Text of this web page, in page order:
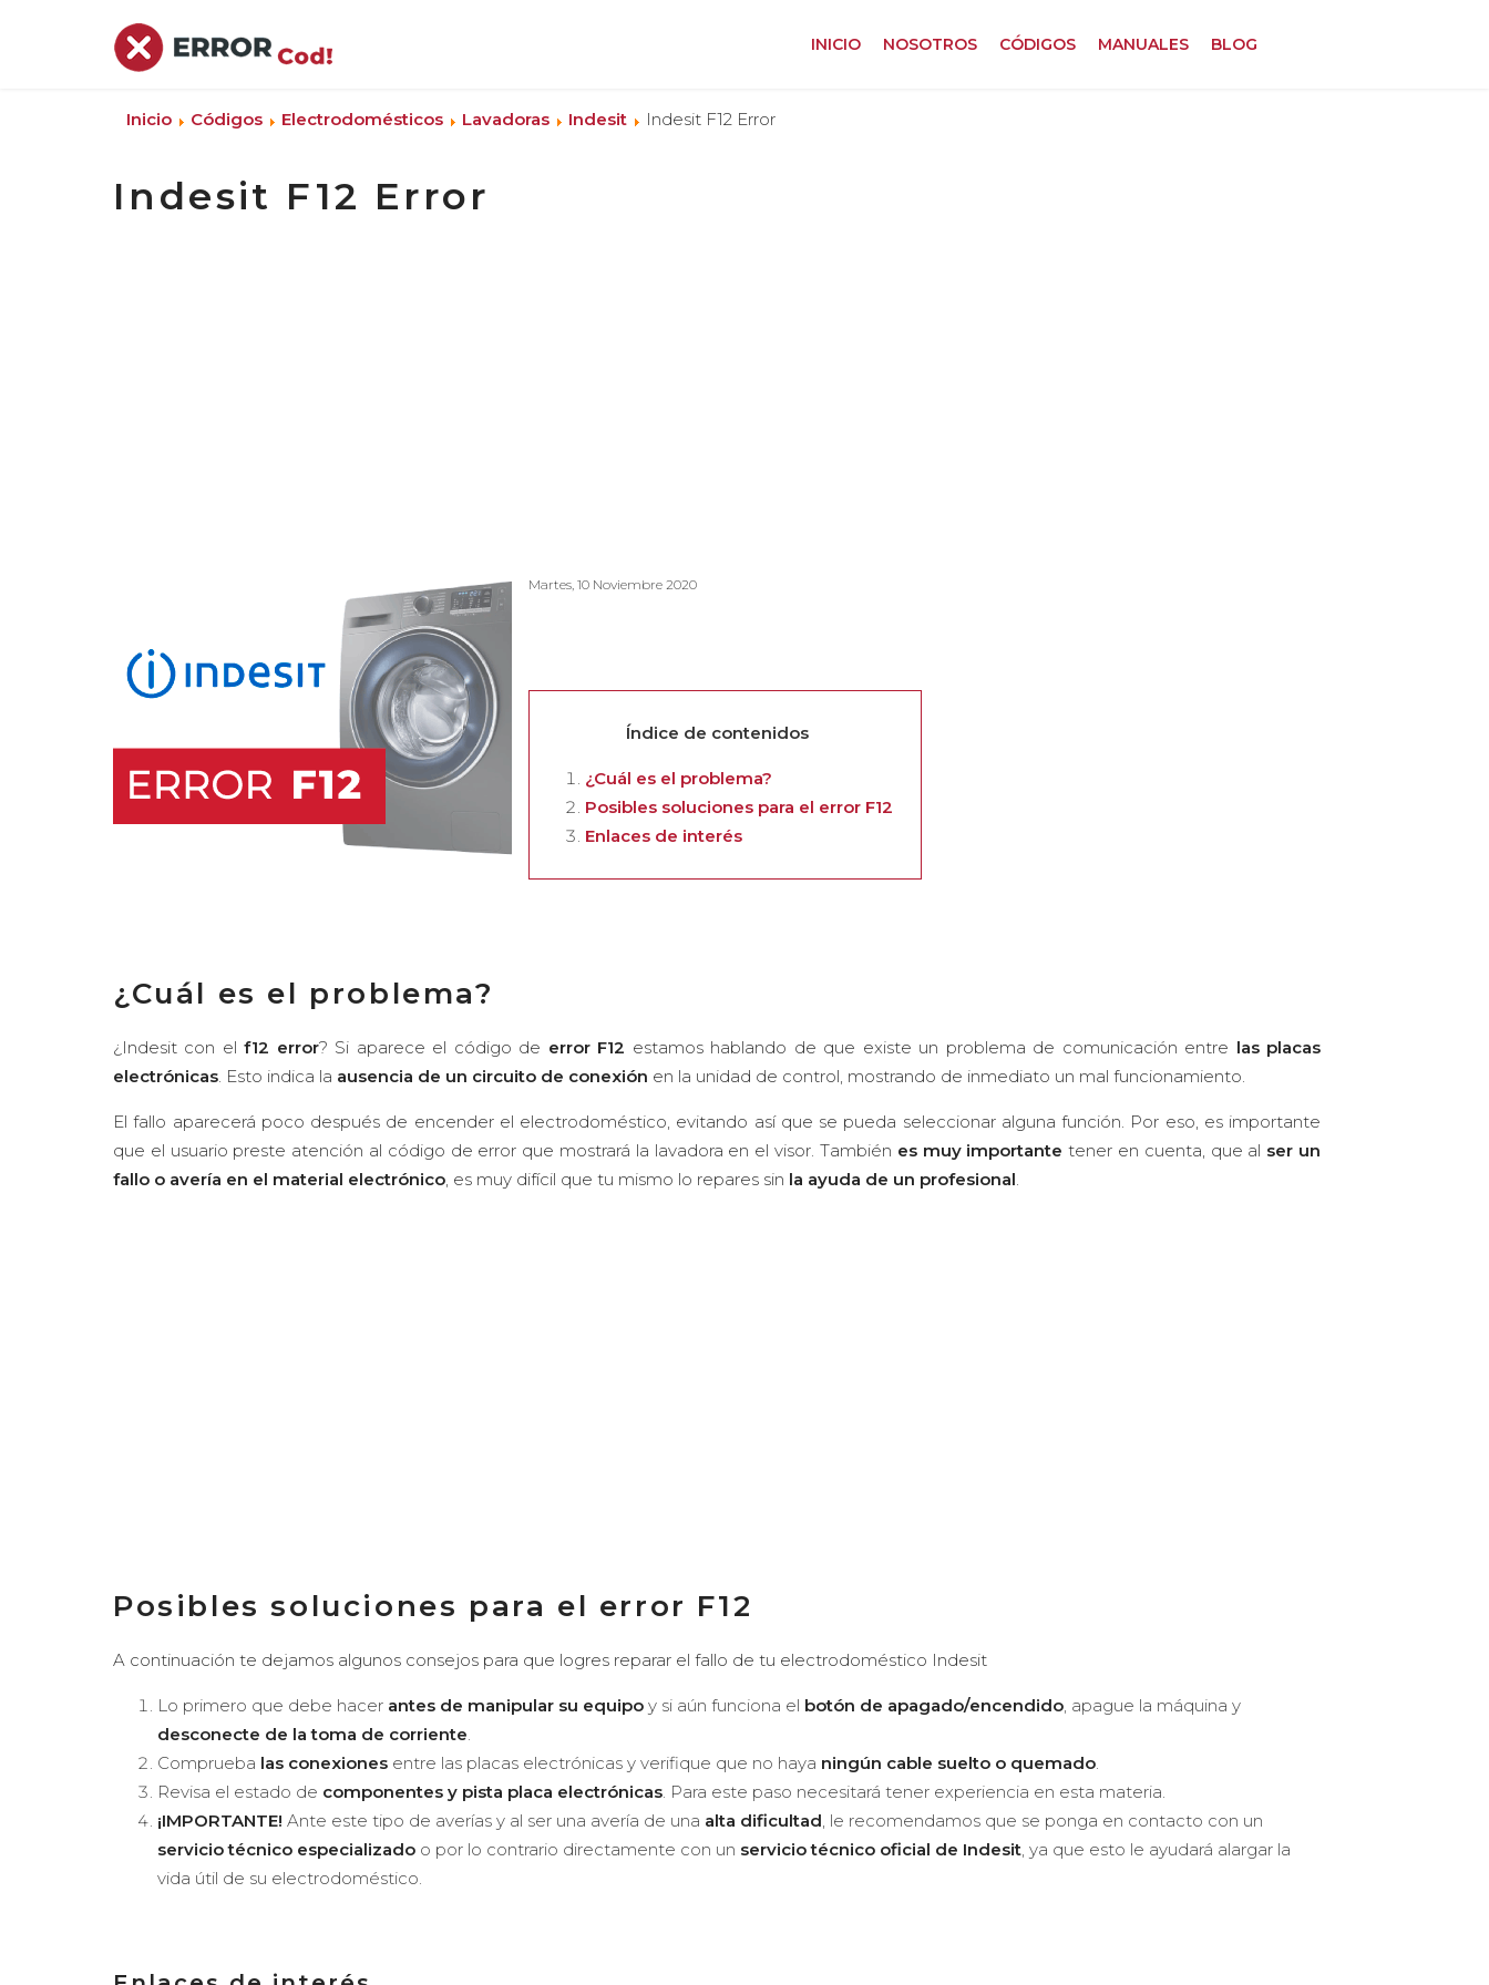
INICIO NOSOTROS CÓDIGOS MANUALES BLOG
Inicio Códigos Electrodomésticos Lavadoras Indesit Indesit F12 Error
Indesit F12 Error
Martes, 10 Noviembre 2020
Índice de contenidos
¿Cuál es el problema?
Posibles soluciones para el error F12
Enlaces de interés
¿Cuál es el problema?
¿Indesit con elf12 error? Si aparece el código de error F12 estamos hablando de que existe un problema de comunicación entre las placas
electrónicas. Esto indica la ausencia de un circuito de conexión en la unidad de control, mostrando de inmediato un mal funcionamiento.
El fallo aparecerá poco después de encender el electrodoméstico, evitando así que se pueda seleccionar alguna función. Por eso, es importante
que el usuario preste atención al código de error que mostrará la lavadora en el visor. También es muy importante tener en cuenta, que al ser un
fallo o avería en el material electrónico, es muy difícil que tu mismo lo repares sin la ayuda de un profesional.
Posibles soluciones para el error F12
A continuación te dejamos algunos consejos para que logres reparar el fallo de tu electrodoméstico Indesit
Lo primero que debe hacer antes de manipular su equipo y si aún funciona el botón de apagado/encendido, apague la máquina y
desconecte de la toma de corriente.
Comprueba las conexiones entre las placas electrónicas y verifique que no haya ningún cable suelto o quemado.
Revisa el estado de componentes y pista placa electrónicas. Para este paso necesitará tener experiencia en esta materia.
¡IMPORTANTE! Ante este tipo de averías y al ser una avería de una alta dificultad, le recomendamos que se ponga en contacto con un
servicio técnico especializado o por lo contrario directamente con un servicio técnico oficial de Indesit, ya que esto le ayudará alargar la
vida útil de su electrodoméstico.